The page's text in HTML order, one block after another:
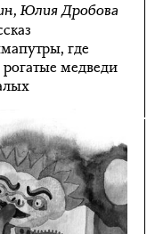
,Юлия Дробова
где
медведи